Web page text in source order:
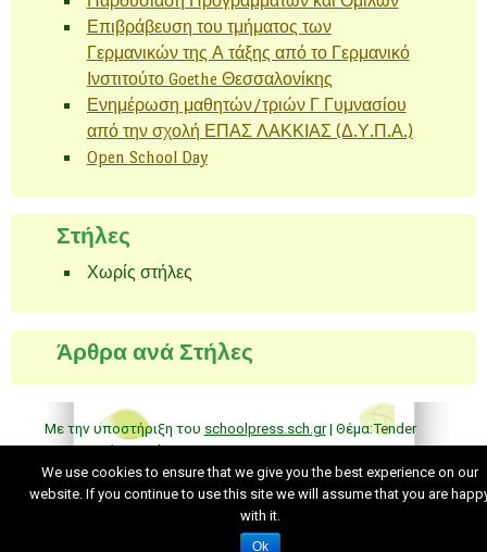
Επιβράβευση του τμήματος των
Γερμανικών της Α τάξης από το Γερμανικό
Ινστιτούτο Goethe Θεσσαλονίκης
Ενημέρωση μαθητών/τριών Γ Γυμνασίου
από την σχολή ΕΠΑΣ ΛΑΚΚΙΑΣ (Δ.Υ.Π.Α.)
Open School Day
Στήλες
Χωρίς στήλες
Άρθρα ανά Στήλες
Με την υποστήριξη του schoolpress.sch.gr| Θέμα:Tender
Spring απόYing Zhang.
Back to top
Όροι Χρήσης schoolpress.sch.gr
We use cookies to ensure that we give you the best experience on our
website. If you continue to use this site we will assume that you are
with it.
Ok